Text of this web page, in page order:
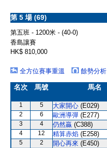
第 5 場 (69)
第五班 - 1200米 - (40-0)
香島讓賽
HK$ 810,000
全方位賽事重溫
餘勢分析
名次 馬號 馬名
1 5 大家開心 (E029)
2 6 歐洲導彈 (E277)
3 4 仍然贏 (C388)
4 12 精算赤焰 (E258)
5 2 開心再來 (E450)